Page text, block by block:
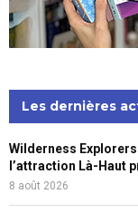
Les dernières
Wilderness
l’attraction Là-Haut
8 août 2026